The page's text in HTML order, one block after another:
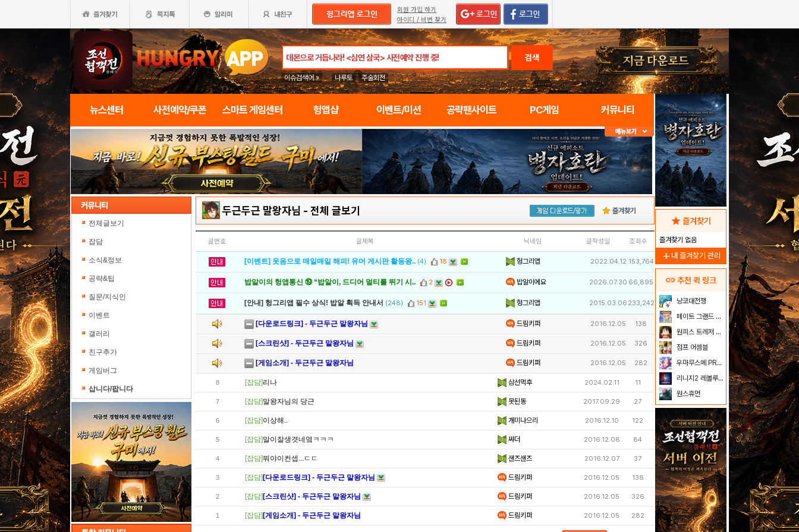
회원 가입 하기
아이디 / 비번 찾기
검색
이슈검색어 » 나루토 주술회전
뉴스센터 사전예약/쿠폰 스마트 게임센터 헝앱샵 이벤트/미션 공략팬사이트 PC게임 커뮤니티
전체글보기
잡담
소식&정보
공략&팁
질문/지식인
이벤트
갤러리
친구추가
게임버그
삽니다/팝니다
두근두근 말왕자님 - 전체 글보기 즐겨찾기
글번호 글제목 닉네임 글작성일 조회수
[이벤트] 웃음으로 매일매일 해피! 유머 게시판 활동왕.. (4) 18 헝그리앱 2022.04.12 153,764
밥알이의 헝앱통신 ⑲ “밥알이, 드디어 멀티를 뛰기 시.. 2 밥알이에요 2026.07.30 66,895
[안내] 헝그리앱 필수 상식! 밥알 획득 안내서 (248) 151 헝그리앱 2015.03.06 233,242
[다운로드링크] - 두근두근 말왕자님 드림키퍼 2016.12.05 138
[스크린샷] - 두근두근 말왕자님 드림키퍼 2016.12.05 326
[게임소개] - 두근두근 말왕자님 드림키퍼 2016.12.05 282
8 [잡담]리나 삼선먹후 2024.02.11 11
7 [잡담]말왕자님의 당근 못된동 2017.09.29 27
6 [잡담]이상해.. 개미나으리 2016.12.10 122
5 [잡담]말이잘생겻네옄ㅋㅋㅋ 쌰더 2016.12.08 84
4 [잡담]뭐야이컨셉...ㄷㄷ 샌즈샌즈 2016.12.07 37
3 [잡담] [다운로드링크] - 두근두근 말왕자님 드림키퍼 2016.12.05 138
2 [잡담] [스크린샷] - 두근두근 말왕자님 드림키퍼 2016.12.05 326
1 [잡담] [게임소개] - 두근두근 말왕자님 드림키퍼 2016.12.05 282
star 즐겨찾기
즐겨찾기 없음
add 내 즐겨찾기 관리
link 추천 퀵 링크
냥코대전쟁
페이트 그랜드 오더
원피스 트레저 크루즈
점프 어셈블
우마무스메 PRETTY DERBY
리니지2 레볼루션
원스휴먼